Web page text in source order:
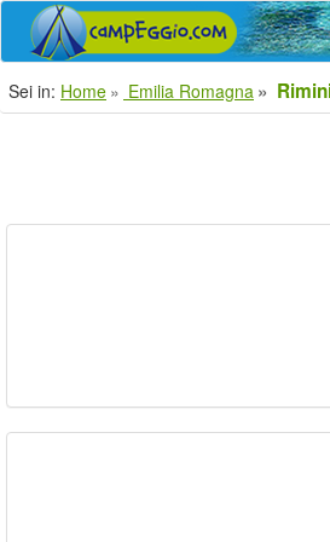
Sei in: Home Emilia Romagna